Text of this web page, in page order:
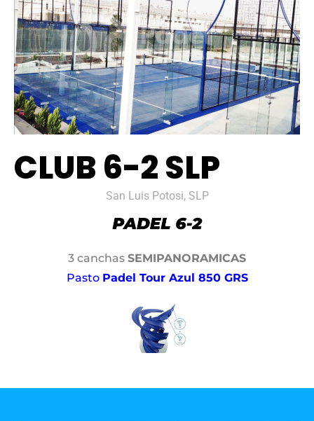
CLUB 6-2 SLP
San Luis Potosi, SLP
3 canchas SEMIPANORAMICAS
Pasto Padel Tour Azul 850 GRS